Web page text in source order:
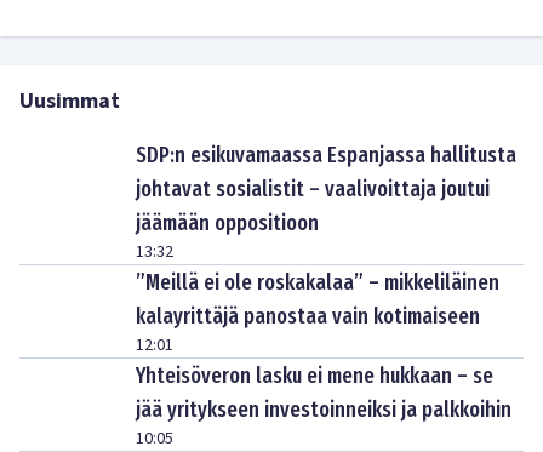
Uusimmat
SDP:n esikuvamaassa Espanjassa hallitusta
johtavat sosialistit – vaalivoittaja joutui
jäämään oppositioon
13:32
”Meillä ei ole roskakalaa” – mikkeliläinen
kalayrittäjä panostaa vain kotimaiseen
12:01
Yhteisöveron lasku ei mene hukkaan – se
jää yritykseen investoinneiksi ja palkkoihin
10:05